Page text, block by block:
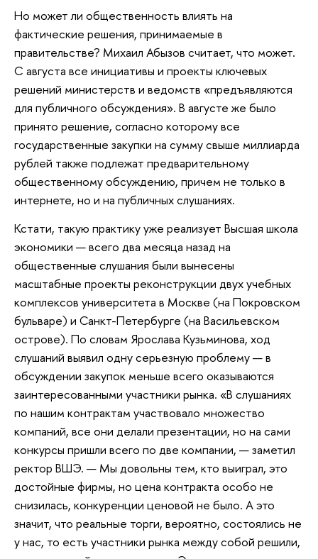
Но может ли общественность влиять на
фактические решения, принимаемые в
правительстве? Михаил Абызов считает, что может.
С августа все инициативы и проекты ключевых
решений министерств и ведомств «предъявляются
для публичного обсуждения». В августе же было
принято решение, согласно которому все
государственные закупки на сумму свыше миллиарда
рублей также подлежат предварительному
общественному обсуждению, причем не только в
интернете, но и на публичных слушаниях.
Кстати, такую практику уже реализует Высшая школа
экономики — всего два месяца назад на
общественные слушания были вынесены
масштабные проекты реконструкции двух учебных
комплексов университета в Москве (на Покровском
бульваре) и Санкт-Петербурге (на Васильевском
острове). По словам Ярослава Кузьминова, ход
слушаний выявил одну серьезную проблему — в
обсуждении закупок меньше всего оказываются
заинтересованными участники рынка. «В слушаниях
по нашим контрактам участвовало множество
компаний, все они делали презентации, но на сами
конкурсы пришли всего по две компании, — заметил
ректор ВШЭ. — Мы довольны тем, кто выиграл, это
достойные фирмы, но цена контракта особо не
снизилась, конкуренции ценовой не было. А это
значит, что реальные торги, вероятно, состоялись не
у нас, то есть участники рынка между собой решили,